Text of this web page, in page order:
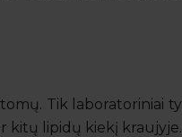
Tik laboratoriniai
kitų lipidų kiekį kraujyje.